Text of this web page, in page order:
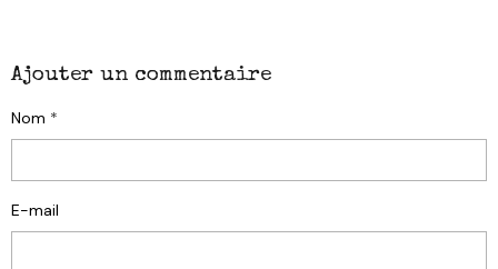
Ajouter un commentaire
Nom
E-mail